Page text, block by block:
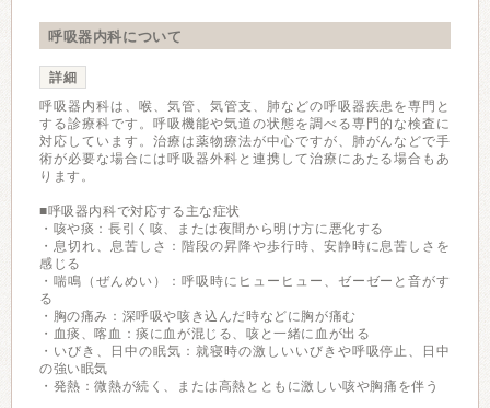
呼吸器内科について
詳細
呼吸器内科は、喉、気管、気管支、肺などの呼吸器疾患を専門と
する診療科です。呼吸機能や気道の状態を調べる専門的な検査に
対応しています。治療は薬物療法が中心ですが、肺がんなどで手
術が必要な場合には呼吸器外科と連携して治療にあたる場合もあ
ります。
■呼吸器内科で対応する主な症状
・咳や痰：長引く咳、または夜間から明け方に悪化する
・息切れ、息苦しさ：階段の昇降や歩行時、安静時に息苦しさを
感じる
・喘鳴（ぜんめい）：呼吸時にヒューヒュー、ゼーゼーと音がす
る
・胸の痛み：深呼吸や咳き込んだ時などに胸が痛む
・血痰、喀血：痰に血が混じる、咳と一緒に血が出る
・いびき、日中の眠気：就寝時の激しいいびきや呼吸停止、日中
の強い眠気
・発熱：微熱が続く、または高熱とともに激しい咳や胸痛を伴う